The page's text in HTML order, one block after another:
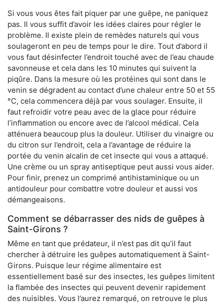
Si vous vous êtes fait piquer par une guêpe, ne paniquez
pas. Il vous suffit d’avoir les idées claires pour régler le
problème. Il existe plein de remèdes naturels qui vous
soulageront en peu de temps pour le dire. Tout d’abord il
vous faut désinfecter l’endroit touché avec de l’eau chaude
savonneuse et cela dans les 10 minutes qui suivent la
piqûre. Dans la mesure où les protéines qui sont dans le
venin se dégradent au contact d’une chaleur entre 50 et 55
°C, cela commencera déjà par vous soulager. Ensuite, il
faut refroidir votre peau avec de la glace pour réduire
l’inflammation ou encore avec de l’alcool médical. Cela
atténuera beaucoup plus la douleur. Utiliser du vinaigre ou
du citron sur l’endroit, cela a l’avantage de réduire la
portée du venin alcalin de cet insecte qui vous a attaqué.
Une crème ou un spray antiseptique peut aussi vous aider.
Pour finir, prenez un comprimé antihistaminique ou un
antidouleur pour combattre votre douleur et aussi vos
démangeaisons.
Comment se débarrasser des nids de guêpes à
Saint-Girons ?
Même en tant que prédateur, il n’est pas dit qu’il faut
chercher à détruire les guêpes automatiquement à Saint-
Girons. Puisque leur régime alimentaire est
essentiellement basé sur des insectes, les guêpes limitent
la flambée des insectes qui peuvent devenir rapidement
des nuisibles. Vous l’aurez remarqué, on retrouve le plus